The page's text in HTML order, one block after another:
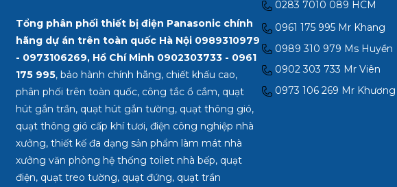
Tổng phân phối thiết bị điện Panasonic chính
hãng dự án trên toàn quốc Hà Nội 0989310979
- 0973106269, Hồ Chí Minh 0902303733 - 0961
175 995, bảo hành chính hãng, chiết khấu cao,
phân phối trên toàn quốc, công tắc ổ cắm, quạt
hút gắn trần, quạt hút gắn tường, quạt thông gió,
quạt thông gió cấp khí tươi, điện công nghiệp nhà
xưởng, thiết kế đa dạng sản phẩm làm mát nhà
xưởng văn phòng hệ thống toilet nhà bếp, quạt
điện, quạt treo tường, quạt đứng, quạt trần
0283 7010 089 HCM
0961 175 995 Mr Khang
0989 310 979 Ms Huyền
0902 303 733 Mr Viên
0973 106 269 Mr Khương